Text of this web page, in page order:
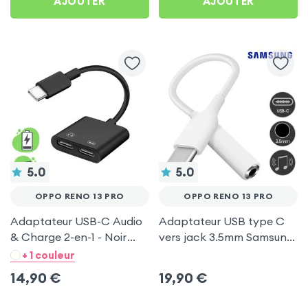
5.0
OPPO RENO 13 PRO
Adaptateur USB-C Audio
& Charge 2-en-1 - Noir
pour Oppo Reno 13 Pro
+ 1 couleur
14,90 €
5.0
OPPO RENO 13 PRO
Adaptateur USB type C
vers jack 3.5mm Samsung
19,90 €